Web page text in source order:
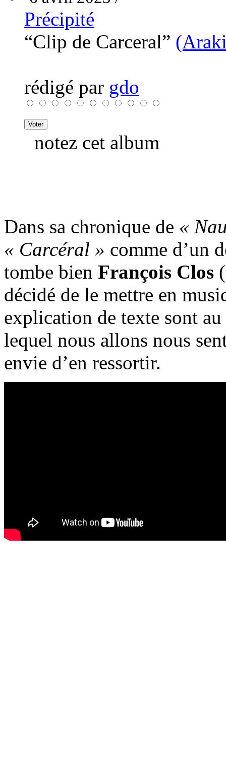
Précipité
“Clip de Carceral”
rédigé par gdo
notez cet album
Dans sa chronique de «
« Carcéral » comme d’un
tombe bien François Clos
décidé de le mettre en
explication de texte sont
lequel nous allons nous
envie d’en ressortir.